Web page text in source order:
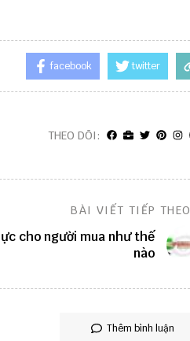
facebook twitter
THEO DÕI:
BÀI VIẾT TIẾP THEO
cho người mua như thế
nào
Thêm bình luận